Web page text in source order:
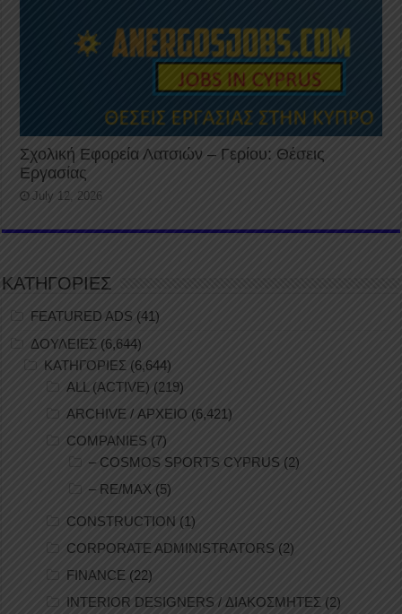
Σχολική Εφορεία Λατσιών – Γερίου: Θέσεις
Εργασίας
July 12, 2026
ΚΑΤΗΓΟΡΙΕΣ
FEATURED ADS (41)
ΔΟΥΛΕΙΕΣ (6,644)
ΚΑΤΗΓΟΡΙΕΣ (6,644)
ALL (ACTIVE) (219)
ARCHIVE / ΑΡΧΕΙΟ (6,421)
COMPANIES (7)
– COSMOS SPORTS CYPRUS (2)
– RE/MAX (5)
CONSTRUCTION (1)
CORPORATE ADMINISTRATORS (2)
FINANCE (22)
INTERIOR DESIGNERS / ΔΙΑΚΟΣΜΗΤΕΣ (2)